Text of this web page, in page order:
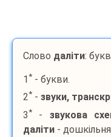
Слово даліти:
1 * - букви.
2* - звуки,
3* - звукова
даліти -